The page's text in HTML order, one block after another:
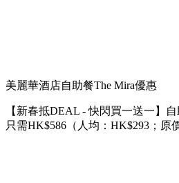
美麗華酒店自助餐The Mira優惠
【新春抵DEAL - 快閃買一送一】
只需HK$586（人均：HK$293；原